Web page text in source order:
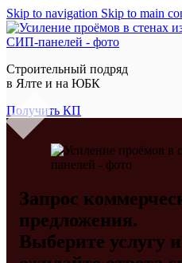
Skip to navigation Skip to main
Строительный подряд
в Ялте и на ЮБК
Получить КП
Запрос
предложения.
Выберите услугу и